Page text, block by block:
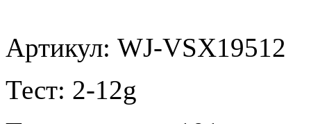
Артикул: WJ-VSX19512
Тест: 2-12g